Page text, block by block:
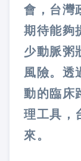
會，台灣
期待能夠
少動脈粥
風險。透
動的臨床
理工具，
來。